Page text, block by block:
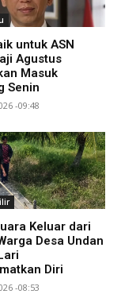
untuk ASN
Agustus
Masuk
Senin
-09:48
Keluar dari
Desa Undan
Diri
-08:53